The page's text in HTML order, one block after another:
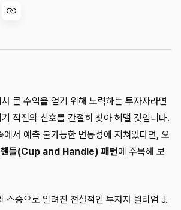
큰 수익을 얻기 위해 노력하는 투자자라면
직전의 신호를 간절히 찾아 헤맬 것입니다.
에서 예측 불가능한 변동성에 지쳐있다면, 오
핸들(Cup and Handle) 패턴에 주목해 보
스승으로 알려진 전설적인 투자자 윌리엄 J.